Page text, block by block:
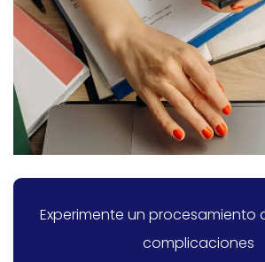
Experimente un procesamiento
complicaciones